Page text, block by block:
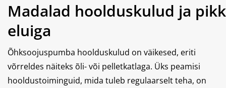
Madalad hoolduskulud ja pikk
eluiga
Õhksoojuspumba hoolduskulud on väikesed, eriti
võrreldes näiteks õli- või pelletkatlaga. Üks peamisi
hooldustoiminguid, mida tuleb regulaarselt teha, on